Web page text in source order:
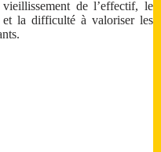
de l’effectif, le
et la difficulté à valoriser les